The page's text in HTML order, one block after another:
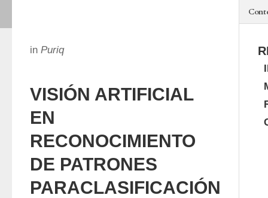
in Puriq
VISIÓN ARTIFICIAL
EN
RECONOCIMIENTO
DE PATRONES
PARACLASIFICACIÓN